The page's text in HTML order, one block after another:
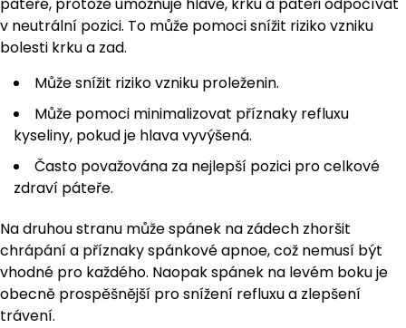
v neutrální pozici. To může pomoci snížit riziko vzniku
bolesti krku a zad.
Může snížit riziko vzniku proleženin.
Může pomoci minimalizovat příznaky refluxu
kyseliny, pokud je hlava vyvýšená.
Často považována za nejlepší pozici pro celkové
zdraví páteře.
Na druhou stranu může spánek na zádech zhoršit
chrápání a příznaky spánkové apnoe, což nemusí být
vhodné pro každého. Naopak spánek na levém boku je
obecně prospěšnější pro snížení refluxu a zlepšení
trávení.